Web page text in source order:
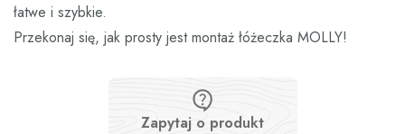
łatwe i szybkie.
Przekonaj się, jak prosty jest montaż łóżeczka MOLLY!
Zapytaj o produkt